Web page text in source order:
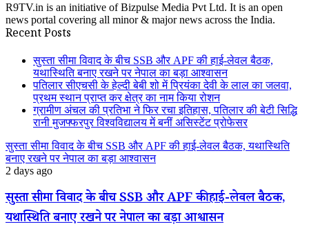
R9TV.in is an initiative of Bizpulse Media Pvt Ltd. It is an open
news portal covering all minor & major news across the India.
Recent Posts
सुस्ता सीमा विवाद के बीच SSB और APF की हाई-लेवल बैठक,
यथास्थिति बनाए रखने पर नेपाल का बड़ा आश्वासन
पतिलार सीएचसी के हेल्दी बेबी शो में प्रियंका देवी के लाल का जलवा,
प्रथम स्थान प्राप्त कर क्षेत्र का नाम किया रोशन
ग्रामीण अंचल की प्रतिभा ने फिर रचा इतिहास, पतिलार की बेटी सिद्धि
रानी मुजफ्फरपुर विश्वविद्यालय में बनीं असिस्टेंट प्रोफेसर
सुस्ता सीमा विवाद के बीच SSB और APF की हाई-लेवल बैठक, यथास्थिति
बनाए रखने पर नेपाल का बड़ा आश्वासन
2 days ago
सुस्ता सीमा विवाद के बीच SSB और APF की हाई-लेवल बैठक,
यथास्थिति बनाए रखने पर नेपाल का बड़ा आश्वासन